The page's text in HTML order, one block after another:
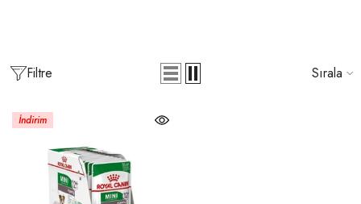
Filtre Sırala
İndirim